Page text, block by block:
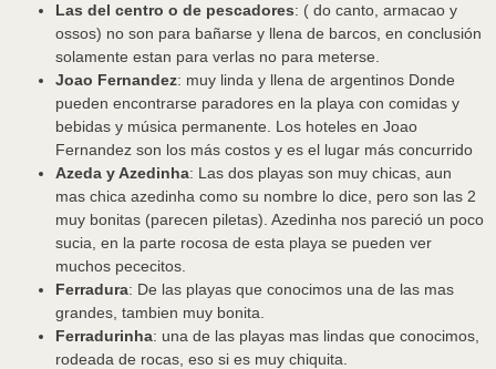
Las del centro o de pescadores: ( do canto, armacao y
ossos) no son para bañarse y llena de barcos, en conclusión
solamente estan para verlas no para meterse.
Joao Fernandez: muy linda y llena de argentinos Donde
pueden encontrarse paradores en la playa con comidas y
bebidas y música permanente. Los hoteles en Joao
Fernandez son los más costos y es el lugar más concurrido
Azeda y Azedinha: Las dos playas son muy chicas, aun
mas chica azedinha como su nombre lo dice, pero son las 2
muy bonitas (parecen piletas). Azedinha nos pareció un poco
sucia, en la parte rocosa de esta playa se pueden ver
muchos pececitos.
Ferradura: De las playas que conocimos una de las mas
grandes, tambien muy bonita.
Ferradurinha: una de las playas mas lindas que conocimos,
rodeada de rocas, eso si es muy chiquita.